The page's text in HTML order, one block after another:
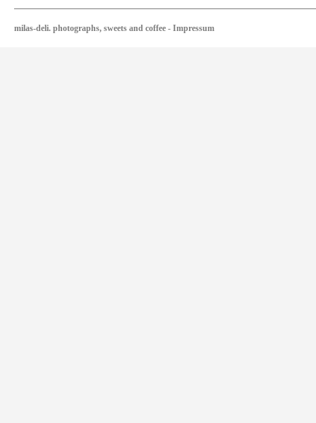
milas-deli. photographs, sweets and coffee - Impressum